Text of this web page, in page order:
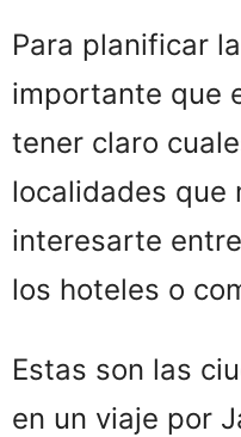
Para planificar
importante que
tener claro
localidades que
interesarte
los hoteles o
Estas son las
en un viaje por